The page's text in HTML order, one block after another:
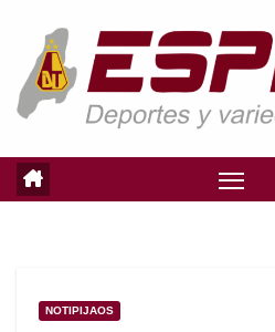
contenido
NOTIPIJAOS